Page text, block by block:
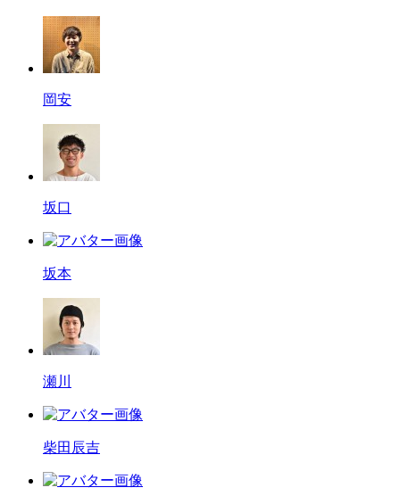
岡安
坂口
坂本
瀬川
柴田辰吉